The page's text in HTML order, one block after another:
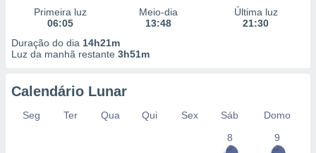
Primeira luz
06:05
Meio-dia
13:48
Última luz
21:30
Duração do dia 14h21m
Luz da manhã restante 3h51m
Calendário Lunar
Seg Ter Qua Qui Sex Sáb
Domo
8
9